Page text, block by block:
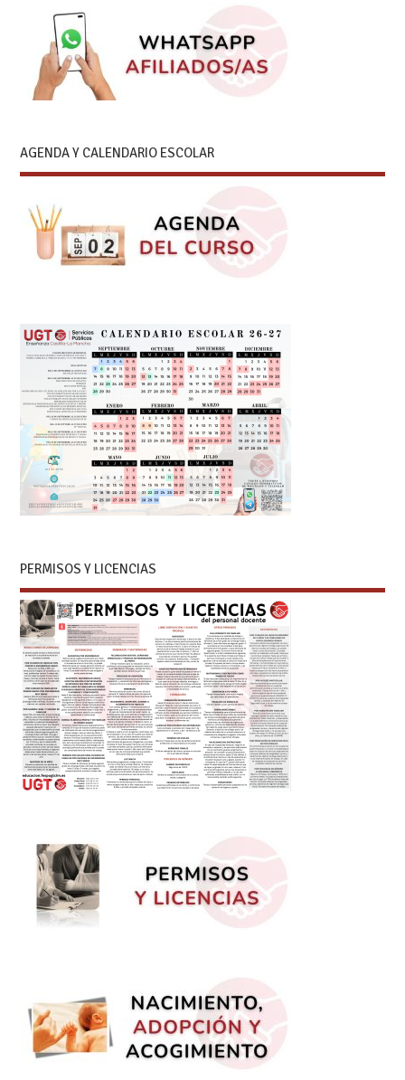
AGENDA Y CALENDARIO ESCOLAR
PERMISOS Y LICENCIAS